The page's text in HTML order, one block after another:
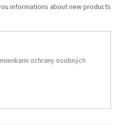
informations about new products
ochrany osobných